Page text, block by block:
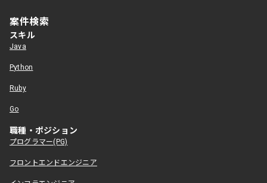
案件検索
スキル
Java
Python
Ruby
Go
職種・ポジション
プログラマー(PG)
フロントエンドエンジニア